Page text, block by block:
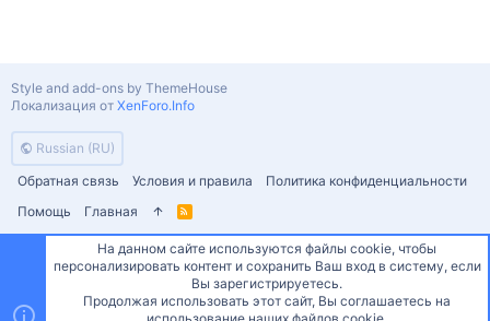
Russian (RU)
Обратная связь
Условия и правила
Политика конфиденциальности
Помощь
Главная
R
S
Style and add-ons by ThemeHouse
Локализация от XenForo.Info
СверхуСнизу
На данном сайте используются файлы cookie, чтобы
персонализировать контент и сохранить Ваш вход в систему, если
Вы зарегистрируетесь.
Продолжая использовать этот сайт, Вы соглашаетесь на